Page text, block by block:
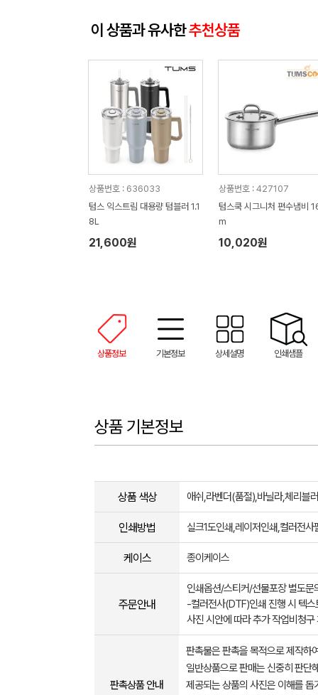
이 상품과 유사한추천상품
상품번호 : 636033
텀스 익스트림 대용량 텀블러 1.1
8L
21,600원
상품번호 : 427107
텀스쿡 시그니처 편수냄비
m
10,020원
상품정보 기본정보 상세설명 인쇄샘플
상품 기본정보
상품 색상 애쉬,라벤더(품절),바닐라,체리블
인쇄방법 실크1도인쇄,레이저인쇄,컬러전사
케이스 종이케이스
주문안내
인쇄옵션/스티커/선물포장 별도문
-컬러전사(DTF)인쇄 진행 시 텍스
사진 시안에 따라 추가 작업비청구
판촉상품 안내
판촉물은 판촉을 목적으로 제작하
일반상품으로 판매는 신중히 판단
제공되는 상품의 사진은 이해를